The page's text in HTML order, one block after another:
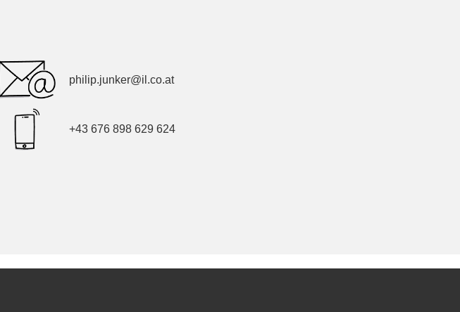
philip.​junker@​il.​co.​at
+43 676 898 629 624